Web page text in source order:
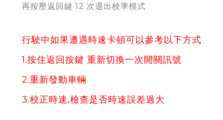
再按壓返回鍵 12 次退出校準模式
行駛中如果遭遇時速卡頓可以參考以下方式
1.按住返回按鍵 重新切換一次開關訊號
2.重新發動車輛
3.校正時速,檢查是否時速誤差過大